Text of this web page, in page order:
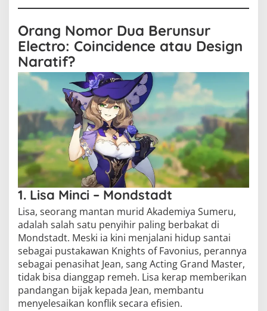
Orang Nomor Dua Berunsur
Electro: Coincidence atau Design
Naratif?
1. Lisa Minci – Mondstadt
Lisa, seorang mantan murid Akademiya Sumeru,
adalah salah satu penyihir paling berbakat di
Mondstadt. Meski ia kini menjalani hidup santai
sebagai pustakawan Knights of Favonius, perannya
sebagai penasihat Jean, sang Acting Grand Master,
tidak bisa dianggap remeh. Lisa kerap memberikan
pandangan bijak kepada Jean, membantu
menyelesaikan konflik secara efisien.